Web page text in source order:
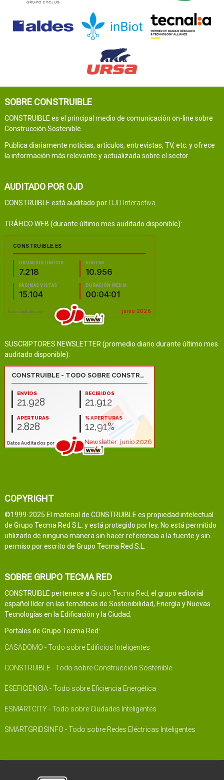
SOBRE CONSTRUIBLE
CONSTRUIBLE es el principal medio de comunicación on-line sobre
Construcción Sostenible.
Publica diariamente noticias, artículos, entrevistas, TV, etc. y ofrece
la información más relevante y actualizada sobre el sector.
AUDITADO POR OJD
CONSTRUIBLE está auditado por OJD Interactiva.
TRÁFICO WEB (durante último mes auditado disponible):
SUSCRIPTORES NEWSLETTER (promedio diario durante último mes
auditado disponible):
COPYRIGHT
©1999-2025 El material de CONSTRUIBLE es propiedad intelectual
de Grupo Tecma Red S.L. y está protegido por ley. No está permitido
utilizarlo de ninguna manera sin hacer referencia a la fuente y sin
permiso por escrito de Grupo Tecma Red S.L.
SOBRE GRUPO TECMA RED
CONSTRUIBLE pertenece a Grupo Tecma Red, el grupo editorial
español líder en las temáticas de Sostenibilidad, Energía y Nuevas
Tecnologías en la Edificación y la Ciudad.
Portales de Grupo Tecma Red:
CASADOMO - Todo sobre Edificios Inteligentes
CONSTRUIBLE - Todo sobre Construcción Sostenible
ESEFICIENCIA - Todo sobre Eficiencia Energética
ESMARTCITY - Todo sobre Ciudades Inteligentes
SMARTGRIDSINFO - Todo sobre Redes Eléctricas Inteligentes